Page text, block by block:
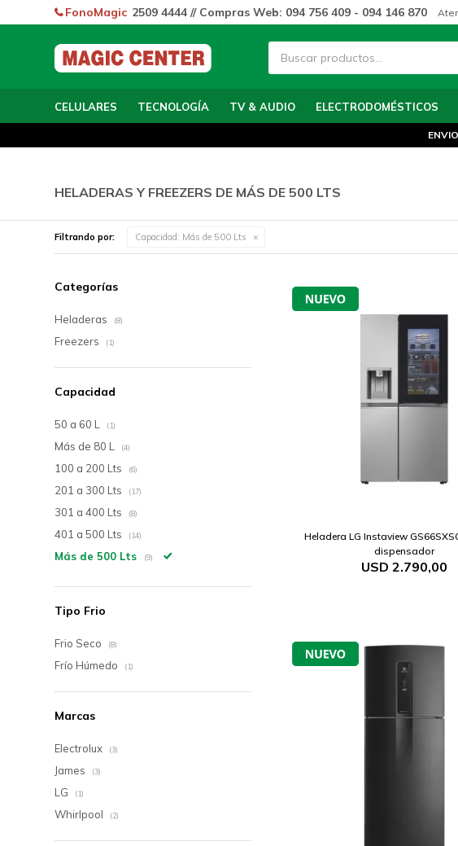
CELULARES TECNOLOGÍA TV & AUDIO ELECTRODOMÉSTICOS
FonoMagic 2509 4444 // Compras Web: 094 756 409 - 094 146 870
HELADERAS Y FREEZERS DE MÁS DE 500 LTS
Filtrando por: Capacidad: Más de 500 Lts
Heladera LG Instaview
dispensador
USD 2.790,00
Categorías
Heladeras (8)
Freezers (1)
Capacidad
50 a 60 L (1)
Más de 80 L (4)
100 a 200 Lts (6)
201 a 300 Lts (17)
301 a 400 Lts (8)
401 a 500 Lts (14)
Más de 500 Lts (9)
Tipo Frio
Frio Seco (8)
Frío Húmedo (1)
Marcas
Electrolux (3)
James (3)
LG (1)
Whirlpool (2)